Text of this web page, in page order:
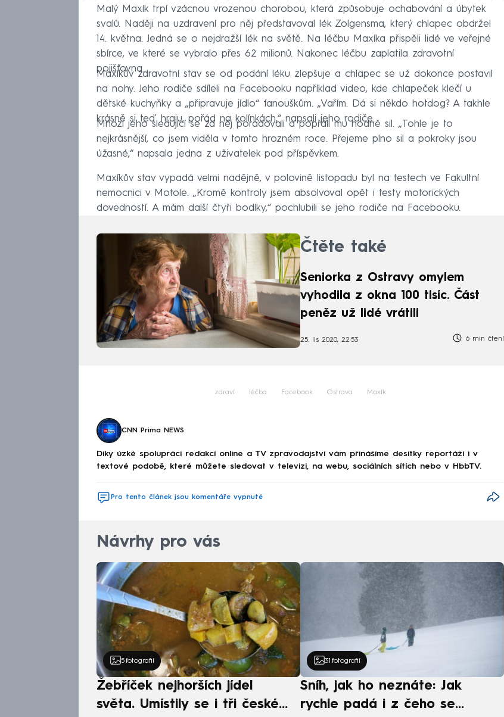
Malý Maxík trpí vzácnou vrozenou chorobou, která způsobuje ochabování a úbytek
svalů. Naději na uzdravení pro něj představoval lék Zolgensma, který chlapec obdržel
14. května. Jedná se o nejdražší lék na světě. Na léčbu Maxíka přispěli lidé ve veřejné
sbírce, ve které se vybralo přes 62 milionů. Nakonec léčbu zaplatila zdravotní
pojišťovna.
Maxíkův zdravotní stav se od podání léku zlepšuje a chlapec se už dokonce postavil
na nohy. Jeho rodiče sdíleli na Facebooku například video, kde chlapeček klečí u
dětské kuchyňky a „připravuje jídlo“ fanouškům. „Vařím. Dá si někdo hotdog? A takhle
krásně si teď hraju, pořád na kolínkách,“ napsali jeho rodiče.
Mnozí jeho sledující se za něj poradovali a popřáli mu hodně sil. „Tohle je to
nejkrásnější, co jsem viděla v tomto hrozném roce. Přejeme plno sil a pokroky jsou
úžasné,“ napsala jedna z uživatelek pod příspěvkem.
Maxíkův stav vypadá velmi nadějně, v polovině listopadu byl na testech ve Fakultní
nemocnici v Motole. „Kromě kontroly jsem absolvoval opět i testy motorických
dovedností. A mám další čtyři bodíky,“ pochlubili se jeho rodiče na Facebooku.
Čtěte také
Seniorka z Ostravy omylem
vyhodila z okna 100 tisíc. Část
peněz už lidé vrátili
25. lis 2020, 22:53 6 min čtení
zdraví léčba Facebook Ostrava Maxík
CNN Prima NEWS
Díky úzké spolupráci redakcí online a TV zpravodajství vám přinášíme desítky reportáží i v
textové podobě, které můžete sledovat v televizi, na webu, sociálních sítích nebo v HbbTV.
Pro tento článek jsou komentáře vypnuté
Návrhy pro vás
5 fotografií
Žebříček nejhorších jídel
světa. Umístily se i tři české
31 fotografií
Sníh, jak ho neznáte: Jak
rychle padá i z čeho se